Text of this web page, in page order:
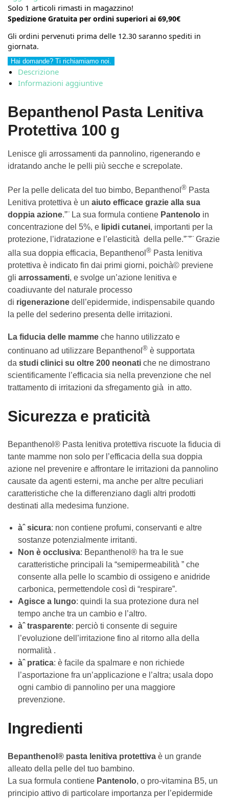
Solo 1 articoli rimasti in magazzino!
Spedizione Gratuita per ordini superiori ai 69,90€
Gli ordini pervenuti prima delle 12.30 saranno spediti in
giornata.
Hai domande? Ti richiamiamo noi.
Descrizione
Informazioni aggiuntive
Bepanthenol Pasta Lenitiva
Protettiva 100 g
Lenisce gli arrossamenti da pannolino, rigenerando e
idratando anche le pelli più secche e screpolate.
Per la pelle delicata del tuo bimbo, Bepanthenol ® Pasta
Lenitiva protettiva è un aiuto efficace grazie alla sua
doppia azione.”¨ La sua formula contiene Pantenolo in
concentrazione del 5%, e lipidi cutanei, importanti per la
protezione, l’idratazione e l’elasticità della pelle.”¨”¨ Grazie
alla sua doppia efficacia, Bepanthenol ® Pasta lenitiva
protettiva è indicato fin dai primi giorni, poichà© previene
gli arrossamenti, e svolge un’azione lenitiva e
coadiuvante del naturale processo
di rigenerazione dell’epidermide, indispensabile quando
la pelle del sederino presenta delle irritazioni.
La fiducia delle mamme che hanno utilizzato e
continuano ad utilizzare Bepanthenol ® è supportata
da studi clinici su oltre 200 neonati che ne dimostrano
scientificamente l’efficacia sia nella prevenzione che nel
trattamento di irritazioni da sfregamento già in atto.
Sicurezza e praticità
Bepanthenol® Pasta lenitiva protettiva riscuote la fiducia di
tante mamme non solo per l’efficacia della sua doppia
azione nel prevenire e affrontare le irritazioni da pannolino
causate da agenti esterni, ma anche per altre peculiari
caratteristiche che la differenziano dagli altri prodotti
destinati alla medesima funzione.
àˆ sicura: non contiene profumi, conservanti e altre
sostanze potenzialmente irritanti.
Non è occlusiva: Bepanthenol® ha tra le sue
caratteristiche principali la “semipermeabilità ” che
consente alla pelle lo scambio di ossigeno e anidride
carbonica, permettendole così di “respirare”.
Agisce a lungo: quindi la sua protezione dura nel
tempo anche tra un cambio e l’altro.
àˆ trasparente: perciò ti consente di seguire
l’evoluzione dell’irritazione fino al ritorno alla della
normalità .
àˆ pratica: è facile da spalmare e non richiede
l’asportazione fra un’applicazione e l’altra; usala dopo
ogni cambio di pannolino per una maggiore
prevenzione.
Ingredienti
Bepanthenol® pasta lenitiva protettiva è un grande
alleato della pelle del tuo bambino.
La sua formula contiene Pantenolo, o pro-vitamina B5, un
principio attivo di particolare importanza per l’epidermide